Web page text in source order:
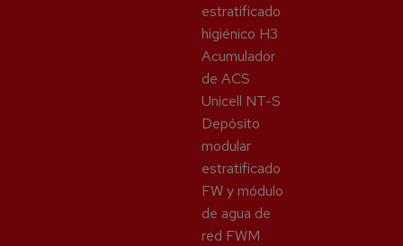
estratificado
higiénico H3
Acumulador
de ACS
Unicell NT-S
Depósito
modular
estratificado
FW y módulo
de agua de
red FWM